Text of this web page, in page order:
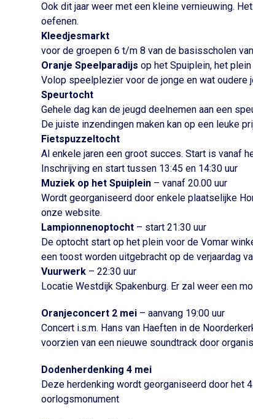
Ook dit jaar weer met een kleine vernieuwing.
oefenen.
Kleedjesmarkt
voor de groepen 6 t/m 8 van de basisscholen
Oranje Speelparadijs op het Spuiplein, het
Volop speelplezier voor de jonge en wat oudere
Speurtocht
Gehele dag kan de jeugd deelnemen aan een
De juiste inzendingen maken kan op een leuke
Fietspuzzeltocht
Al enkele jaren een groot succes. Start is vanaf
Inschrijving en start tussen 13:45 en 14:30 uur
Muziek op het Spuiplein – vanaf 20.00 uur
Wordt georganiseerd door enkele plaatselijke
onze website.
Lampionnenoptocht – start 21:30 uur
De optocht start op het plein voor de Vomar
een toost worden uitgebracht op de verjaardag
Vuurwerk – 22:30 uur
Locatie Westdijk Spakenburg. Er zal weer een
Oranjeconcert 2 mei – aanvang 19:00 uur
Concert i.s.m. Hans van Haeften in de
voorzien van een nieuwe soundtrack door
Dodenherdenking 4 mei
Deze herdenking wordt georganiseerd door het
oorlogsmonument